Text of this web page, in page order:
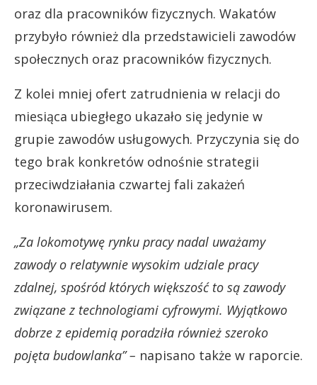
oraz dla pracowników fizycznych. Wakatów
przybyło również dla przedstawicieli zawodów
społecznych oraz pracowników fizycznych.
Z kolei mniej ofert zatrudnienia w relacji do
miesiąca ubiegłego ukazało się jedynie w
grupie zawodów usługowych. Przyczynia się do
tego brak konkretów odnośnie strategii
przeciwdziałania czwartej fali zakażeń
koronawirusem.
„Za lokomotywę rynku pracy nadal uważamy
zawody o relatywnie wysokim udziale pracy
zdalnej, spośród których większość to są zawody
związane z technologiami cyfrowymi. Wyjątkowo
dobrze z epidemią poradziła również szeroko
pojęta budowlanka” – napisano także w raporcie.